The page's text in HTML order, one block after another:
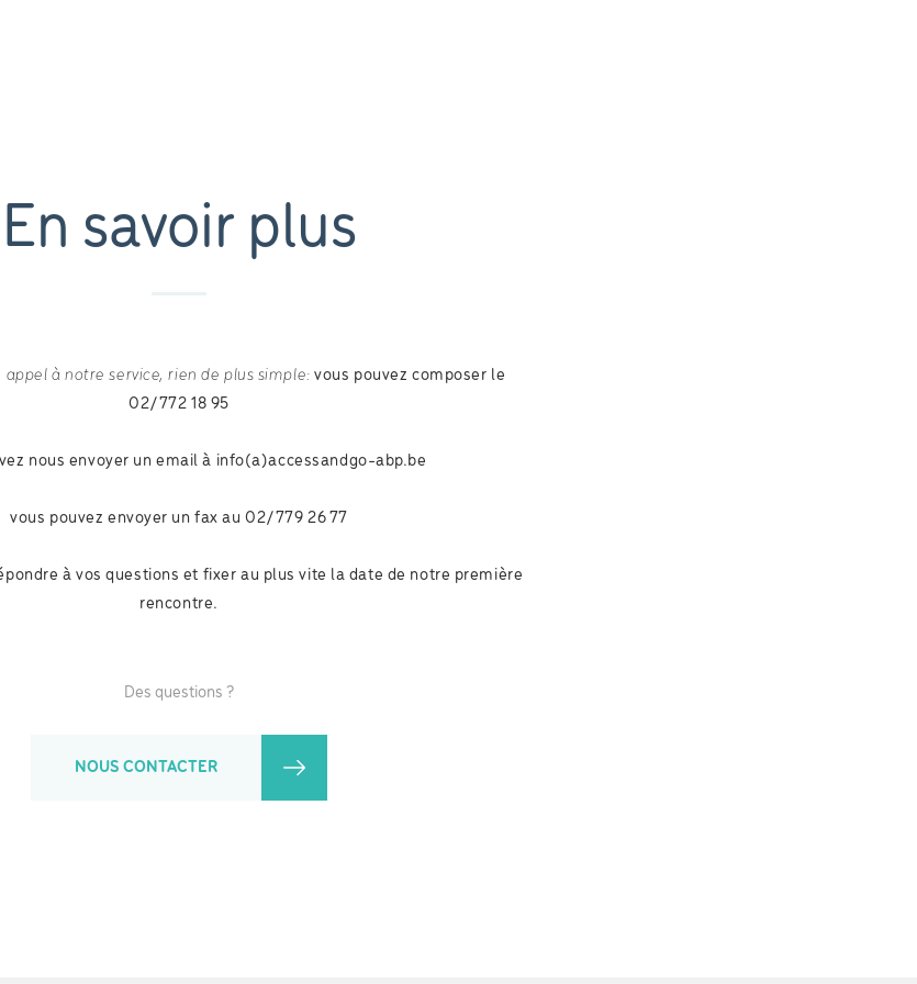
En savoir plus
appel à notre service, rien de plus simple:vous pouvez composer le
02/772 18 95
nous envoyer un email à info(a)accessandgo-abp.be
vous pouvez envoyer un fax au 02/779 26 77
à vos questions et fixer au plus vite la date de notre première
rencontre.
Des questions ?
NOUS CONTACTER